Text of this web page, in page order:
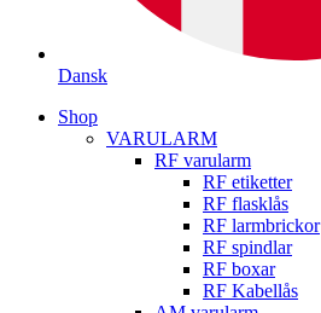
Dansk
Shop
VARULARM
RF varularm
RF etiketter
RF flasklås
RF larmbrickor
RF spindlar
RF boxar
RF Kabellås